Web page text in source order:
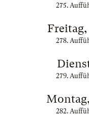
275.
Freitag,
278.
279.
282.